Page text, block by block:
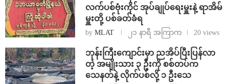
လက်ပစ်ဗုံးကိုင် အုပ်ချုပ်ရေးမှူးနဲ့ ရာအိမ်
မှူးတို့ ပစ်ခတ်ခံရ
by MLAT ၂၁ နာရီ အကြာက 20 views
ဘုန်းကြီးကျောင်းမှာ ညအိပ်ပြီးပြန်လာ
တဲ့ အမျိုးသား ၃ ဦးကို စစ်တပ်က
သေနတ်နဲ့ လိုက်ပစ်လို့ ၁ ဦးသေ